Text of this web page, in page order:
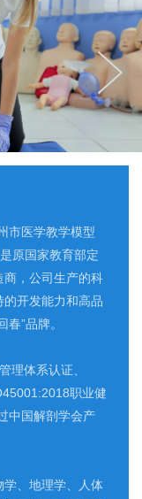
市医学教学模型
原国家教育部定
商，公司生产的科
开发能力和高品
”品牌。
理体系认证、
职业健
中国解剖学会产
学、地理学、人体